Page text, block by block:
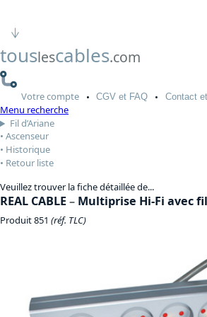
touslescables.com
Votrecompte CGV et FAQ Contactet
Menu recherche
Fil d’Ariane
Ascenseur
Historique
Retour liste
Veuillez trouver la fiche détaillée de...
REAL CABLE– Multiprise Hi-Fi avec
Produit 851 (réf. TLC)